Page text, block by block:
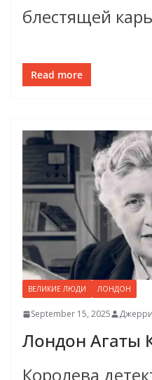
блестящей
Read more
ВЕЛИКИЕ ЛЮДИ ЛОНДОН
September 15, 2025
Лондон Агаты
Королева